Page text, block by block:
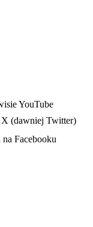
YouTube
X (dawniej Twitter)
Facebooku